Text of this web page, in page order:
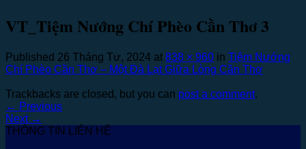
VT_Tiệm Nướng Chí Phèo Cần Thơ 3
Published 26 Tháng Tư, 2024 at 838 × 960 in Tiệm Nướng
Chí Phèo Cần Thơ – Một Đà Lạt Giữa Lòng Cần Thơ
Trackbacks are closed, but you can post a comment.
← Previous
Next →
THÔNG TIN LIÊN HỆ